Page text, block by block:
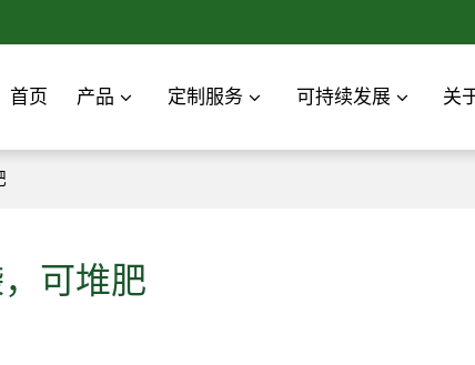
首页 产品 定制服务 可持续发展 关
可堆肥